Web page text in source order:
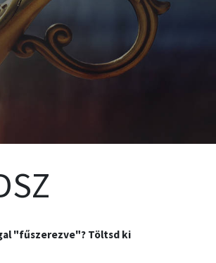
"fűszerezve"? Töltsd ki